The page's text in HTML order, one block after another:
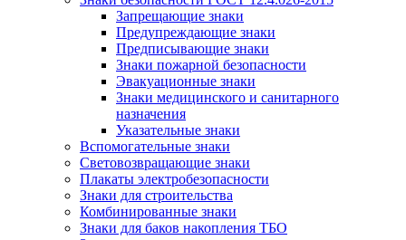
Запрещающие знаки
Предупреждающие знаки
Предписывающие знаки
Знаки пожарной безопасности
Эвакуационные знаки
Знаки медицинского и санитарного
назначения
Указательные знаки
Вспомогательные знаки
Световозвращающие знаки
Плакаты электробезопасности
Знаки для строительства
Комбинированные знаки
Знаки для баков накопления ТБО